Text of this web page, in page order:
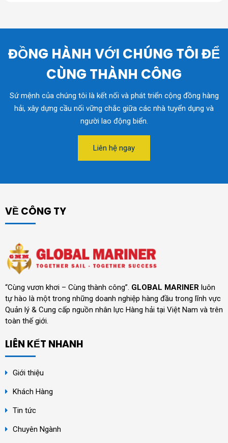
ĐỒNG HÀNH VỚI CHÚNG TÔI ĐỂ
CÙNG THÀNH CÔNG
Sứ mệnh của chúng tôi là kết nối và phát triển cộng đồng hàng
hải, xây dựng cầu nối vững chắc giữa các nhà tuyển dụng và
người lao động biển.
Liên hệ ngay
VỀ CÔNG TY
“Cùng vươn khơi – Cùng thành công”. GLOBAL MARINER luôn
tự hào là một trong những doanh nghiệp hàng đầu trong lĩnh vực
Quản lý & Cung cấp nguồn nhân lực Hàng hải tại Việt Nam và trên
toàn thế giới.
LIÊN KẾT NHANH
Giới thiệu
Khách Hàng
Tin tức
Chuyên Ngành